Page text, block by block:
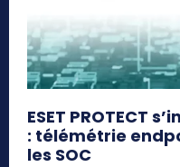
ESET PROTECT
: télémétrie
les SOC